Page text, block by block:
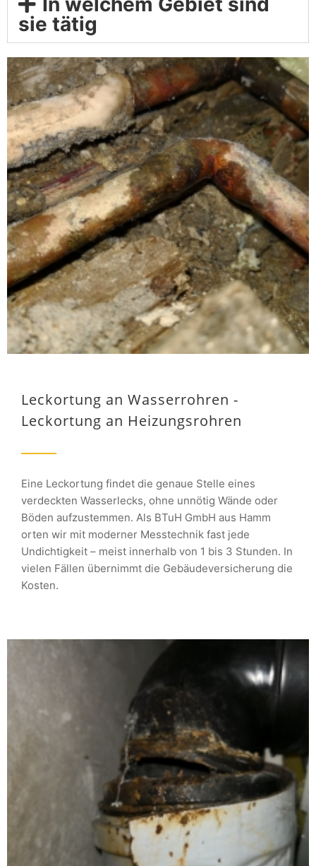
sie tätig
Leckortung an Wasserrohren -
Leckortung an Heizungsrohren
Eine Leckortung findet die genaue Stelle eines
verdeckten Wasserlecks, ohne unnötig Wände oder
Böden aufzustemmen. Als BTuH GmbH aus Hamm
orten wir mit moderner Messtechnik fast jede
Undichtigkeit – meist innerhalb von 1 bis 3 Stunden. In
vielen Fällen übernimmt die Gebäudeversicherung die
Kosten.